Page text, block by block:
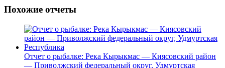
Похожие отчеты
Отчет о рыбалке: Река Кырыкмас — Киясовский район
— Приволжский федеральный округ, Удмуртская